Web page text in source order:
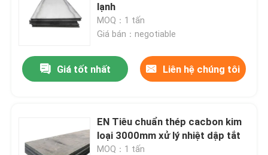
lạnh
MOQ：1 tấn
Giá bán：negotiable
Giá tốt nhất Liên hệ chúng tôi
EN Tiêu chuẩn thép cacbon kim
loại 3000mm xử lý nhiệt dập tắt
MOQ：1 tấn